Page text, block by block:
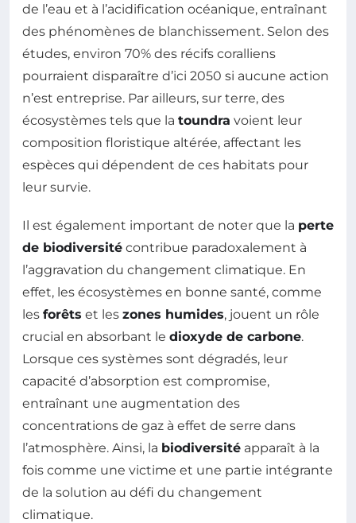
de l’eau et à l’acidification océanique, entraînant
des phénomènes de blanchissement. Selon des
études, environ 70% des récifs coralliens
pourraient disparaître d’ici 2050 si aucune action
n’est entreprise. Par ailleurs, sur terre, des
écosystèmes tels que la toundra voient leur
composition floristique altérée, affectant les
espèces qui dépendent de ces habitats pour
leur survie.
Il est également important de noter que la perte
de biodiversité contribue paradoxalement à
l’aggravation du changement climatique. En
effet, les écosystèmes en bonne santé, comme
les forêts et les zones humides, jouent un rôle
crucial en absorbant le dioxyde de carbone.
Lorsque ces systèmes sont dégradés, leur
capacité d’absorption est compromise,
entraînant une augmentation des
concentrations de gaz à effet de serre dans
l’atmosphère. Ainsi, la biodiversité apparaît à la
fois comme une victime et une partie intégrante
de la solution au défi du changement
climatique.